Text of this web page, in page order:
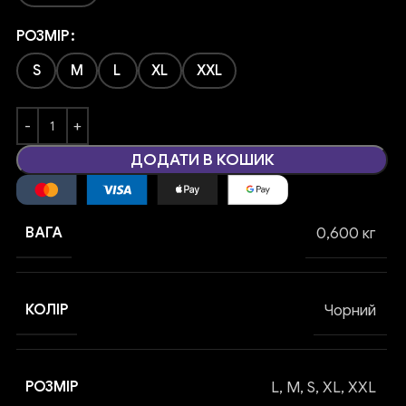
РОЗМІР
S
M L XL XXL
ДОДАТИ В КОШИК
ВАГА 0,600 кг
КОЛІР Чорний
РОЗМІР L, M,S,XL,XXL